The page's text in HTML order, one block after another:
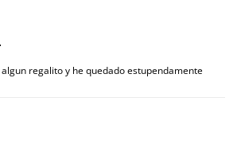
regalito y he quedado estupendamente